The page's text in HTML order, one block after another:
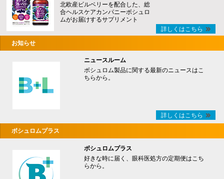
北欧産ビルベリーを配合した、総
合ヘルスケアカンパニーボシュロ
ムがお届けするサプリメント
詳しくはこちら
お知らせ
ニュースルーム
ボシュロム製品に関する最新のニュースはこ
ちらから。
詳しくはこちら
ボシュロムプラス
ボシュロムプラス
好きな時に届く、眼科医処方の定期便はこち
らから。